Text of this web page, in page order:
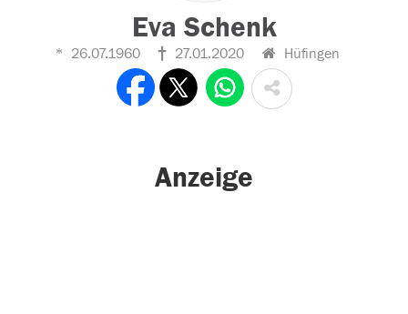
Eva Schenk
26.07.1960 27.01.2020 Hüfingen
Anzeige